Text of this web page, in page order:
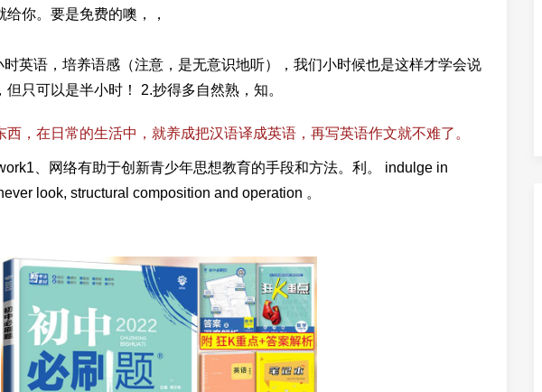
你。要是免费的噢，，
英语，培养语感（注意，是无意识地听），我们小时候也是这样才学会说
只可以是半小时！ 2.抄得多自然熟，知。
，在日常的生活中，就养成把汉语译成英语，再写英语作文就不难了。
、网络有助于创新青少年思想教育的手段和方法。利。 indulge in
look, structural composition and operation 。